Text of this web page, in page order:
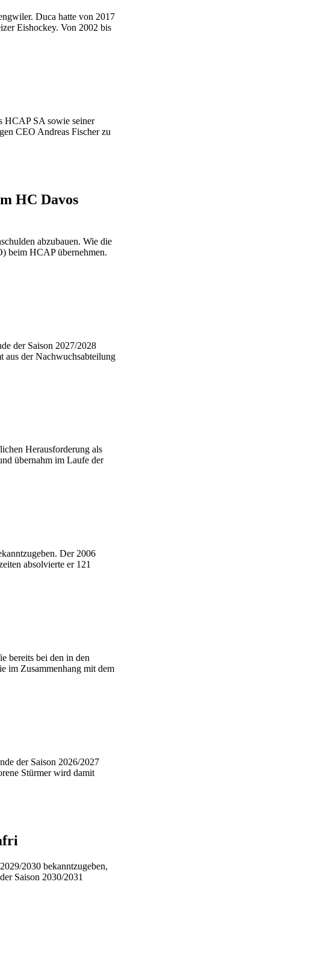
Duca hatte von 2017
Eishockey. Von 2002 bis
HCAP SA sowie seiner
CEO Andreas Fischer zu
HC Davos
abzubauen. Wie die
beim HCAP übernehmen.
der Saison 2027/2028
aus der Nachwuchsabteilung
Herausforderung als
übernahm im Laufe der
Der 2006
absolvierte er 121
bereits bei den in den
im Zusammenhang mit dem
der Saison 2026/2027
Stürmer wird damit
2030 bekanntzugeben,
Saison 2030/2031